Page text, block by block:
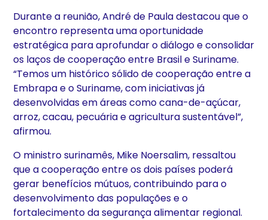
Durante a reunião, André de Paula destacou que o
encontro representa uma oportunidade
estratégica para aprofundar o diálogo e consolidar
os laços de cooperação entre Brasil e Suriname.
“Temos um histórico sólido de cooperação entre a
Embrapa e o Suriname, com iniciativas já
desenvolvidas em áreas como cana-de-açúcar,
arroz, cacau, pecuária e agricultura sustentável”,
afirmou.
O ministro surinamês, Mike Noersalim, ressaltou
que a cooperação entre os dois países poderá
gerar benefícios mútuos, contribuindo para o
desenvolvimento das populações e o
fortalecimento da segurança alimentar regional.